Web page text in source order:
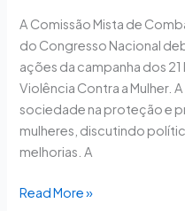
A Comissão Mista de
do Congresso Nacional
ações da campanha dos
Violência Contra a Mulher.
sociedade na proteção e
mulheres, discutindo
melhorias. A
Read More »